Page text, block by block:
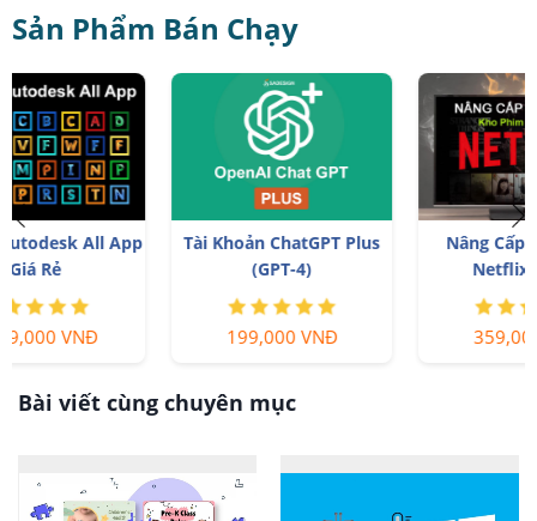
Sản Phẩm Bán Chạy
Nâng Cấp Tài Khoản
359,000 VNĐ
Key Windows 10/11 Pro
599,000 VNĐ
Bài viết cùng chuyên mục